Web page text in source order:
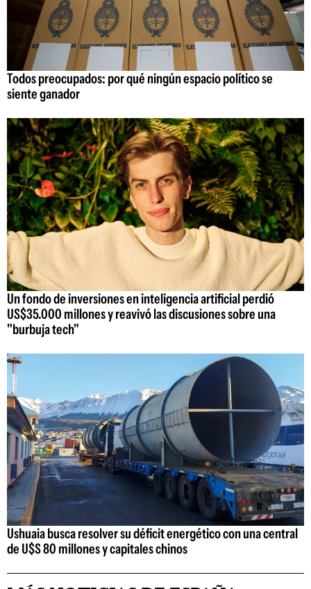
Todos preocupados: por qué ningún espacio político se
siente ganador
Un fondo de inversiones en inteligencia artificial perdió
US$35.000 millones y reavivó las discusiones sobre una
"burbuja tech"
Ushuaia busca resolver su déficit energético con una central
de U$S 80 millones y capitales chinos